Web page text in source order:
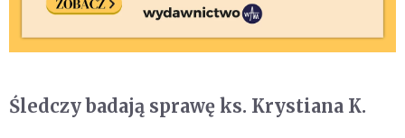
Śledczy badają sprawę ks. Krystiana K.